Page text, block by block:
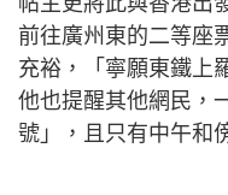
前往廣州東的二等座
充裕，「寧願東鐵上
他也提醒其他網民，
號」，且只有中午和